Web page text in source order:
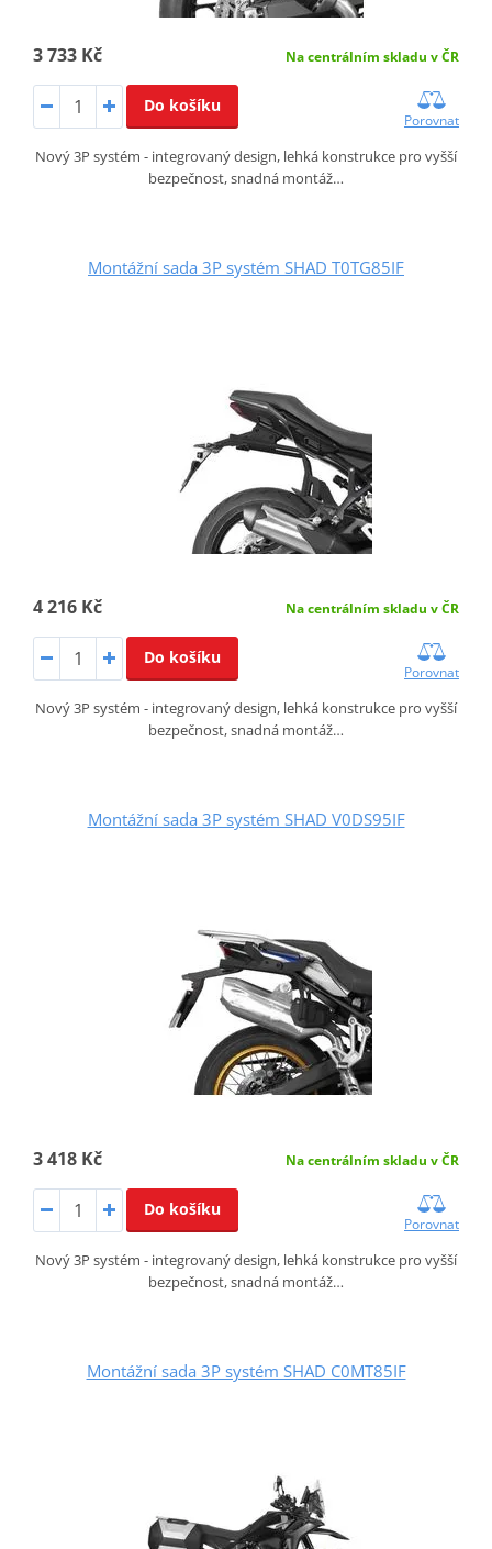
3 733 Kč Na centrálním skladu v ČR
Do košíku
Porovnat
Nový 3P systém - integrovaný design, lehká konstrukce pro vyšší
bezpečnost, snadná montáž…
Montážní sada 3P systém SHAD T0TG85IF
4 216 Kč Na centrálním skladu v ČR
Do košíku
Porovnat
Nový 3P systém - integrovaný design, lehká konstrukce pro vyšší
bezpečnost, snadná montáž…
Montážní sada 3P systém SHAD V0DS95IF
3 418 Kč Na centrálním skladu v ČR
Do košíku
Porovnat
Nový 3P systém - integrovaný design, lehká konstrukce pro vyšší
bezpečnost, snadná montáž…
Montážní sada 3P systém SHAD C0MT85IF